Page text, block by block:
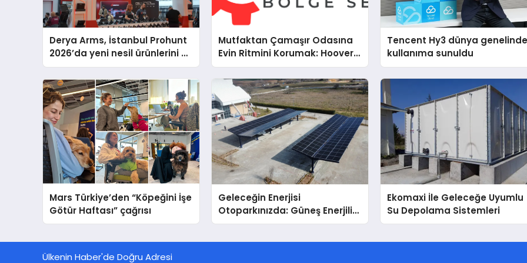
Derya Arms, İstanbul Prohunt
2026’da yeni nesil ürünlerini ve
global marka vizyonunu
sergiledi
Mutfaktan Çamaşır Odasına
Evin Ritmini Korumak: Hoover
Cihazlarında Dürüst Teknik
Destek Deneyimi
Tencent Hy3 dünya
kullanıma sunuldu
Mars Türkiye’den “Köpeğini İşe
Götür Haftası” çağrısı
Geleceğin Enerjisi
Otoparkınızda: Güneş Enerjili
Carport (Solar Otopark)
Ekomaxi İle Geleceğe Uyumlu
Su Depolama Sistemleri
Ülkenin Haber'de Doğru Adresi